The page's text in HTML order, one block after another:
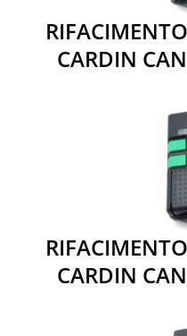
CARDIN
CARDIN